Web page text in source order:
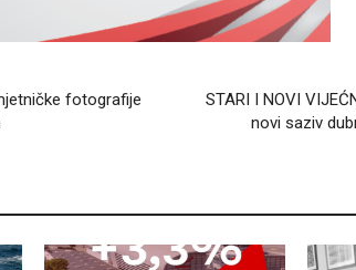
fotografije
STARI I NOVI
novi saziv